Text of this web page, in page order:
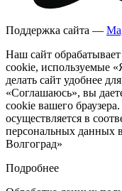
Поддержка сайта —
Наш сайт
cookie, используемые
делать сайт удобнее
«Соглашаюсь», вы
cookie вашего
осуществляется в
персональных данных
Волгоград»
Подробнее